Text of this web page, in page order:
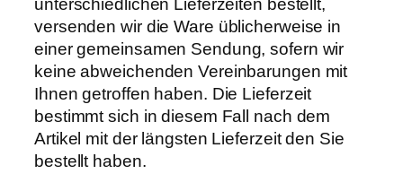
unterschiedlichen Lieferzeiten bestellt,
versenden wir die Ware üblicherweise in
einer gemeinsamen Sendung, sofern wir
keine abweichenden Vereinbarungen mit
Ihnen getroffen haben. Die Lieferzeit
bestimmt sich in diesem Fall nach dem
Artikel mit der längsten Lieferzeit den Sie
bestellt haben.